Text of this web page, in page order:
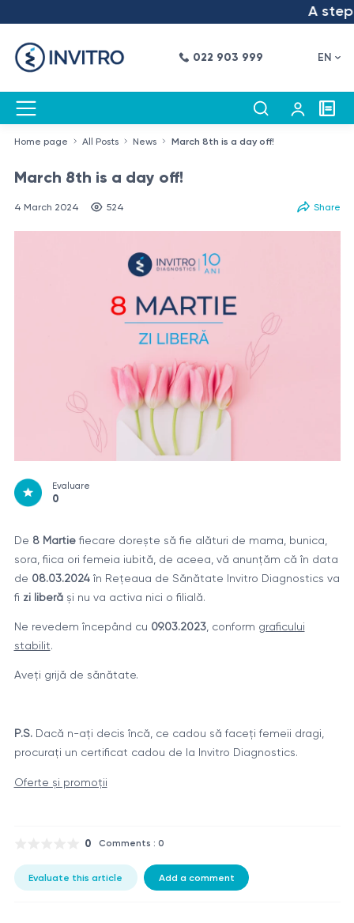
A step
022 903 999 EN
Home page All Posts News March 8th is a day off!
March 8th is a day off!
4 March 2024 524 Share
Evaluare
0
De 8 Martiefiecare dorește să fie alături de mama, bunica,
sora, fiica ori femeia iubită, de aceea, vă anunțăm că în data
de 08.03.2024 în Rețeaua de Sănătate Invitro Diagnostics va
fi zi liberăși nu va activa nici o filială.
Ne revedem începând cu 09.03.2023, conform graficului
stabilit.
Aveți grijă de sănătate.
P.S. Dacă n-ați decis încă, ce cadou să faceți femeii dragi,
procurați un certificat cadou de la Invitro Diagnostics.
Oferte și promoții
0 Comments : 0
Evaluate this article Add a comment